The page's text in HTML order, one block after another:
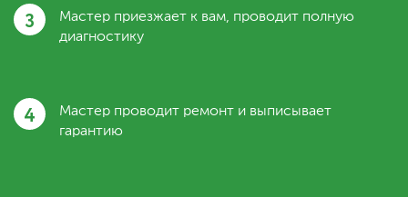
3
Мастер приезжает к вам, проводит полную
диагностику
4
Мастер проводит ремонт и выписывает
гарантию